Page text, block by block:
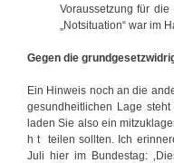
Voraussetzung für
„Notsituation“ war im
Gegen die
Ein Hinweis noch an die
gesundheitlichen Lage
laden Sie also ein
h t teilen sollten. Ich
Juli hier im Bundestag: